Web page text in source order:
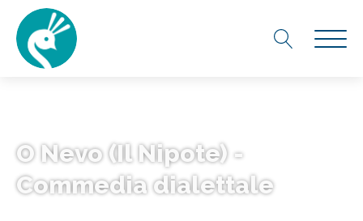
O Nevo (Il Nipote) -
Commedia dialettale